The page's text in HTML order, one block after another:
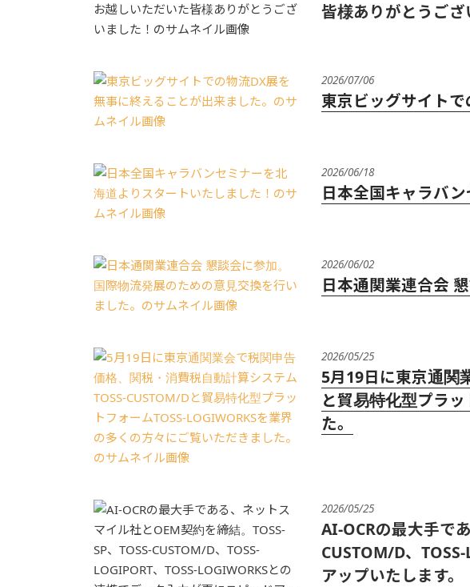
皆様ありがとうござ
2026/07/06
東京ビッグサイトで
2026/06/18
日本全国キャラバ
2026/06/02
日本通関業連合会
2026/05/25
5月19日に東京通関
と貿易特化型プラ
た。
2026/05/25
AI-OCRの最大手で
CUSTOM/D、
アップいたします。